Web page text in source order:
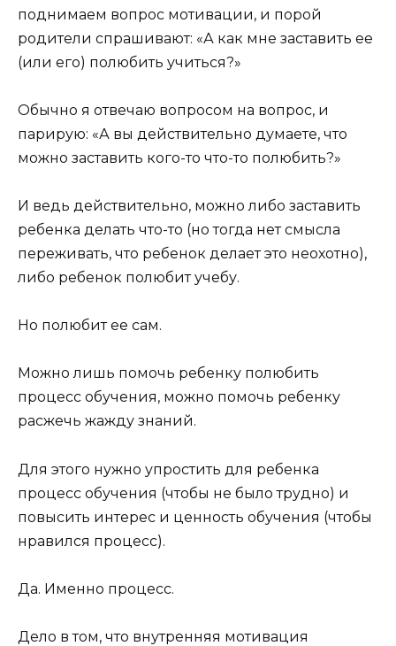
поднимаем вопрос мотивации, и порой
родители спрашивают: «А как мне заставить ее
(или его) полюбить учиться?»
Обычно я отвечаю вопросом на вопрос, и
парирую: «А вы действительно думаете, что
можно заставить кого-то что-то полюбить?»
И ведь действительно, можно либо заставить
ребенка делать что-то (но тогда нет смысла
переживать, что ребенок делает это неохотно),
либо ребенок полюбит учебу.
Но полюбит ее сам.
Можно лишь помочь ребенку полюбить
процесс обучения, можно помочь ребенку
расжечь жажду знаний.
Для этого нужно упростить для ребенка
процесс обучения (чтобы не было трудно) и
повысить интерес и ценность обучения (чтобы
нравился процесс).
Да. Именно процесс.
Дело в том, что внутренняя мотивация